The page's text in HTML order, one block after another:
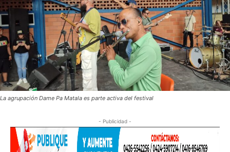
La agrupación Dame Pa Matala es parte activa del festival
- Publicidad -